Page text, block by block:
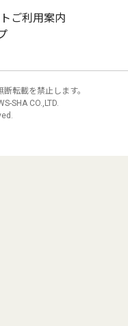
ご利用案内
転載を禁止します。
SHA CO.,LTD.